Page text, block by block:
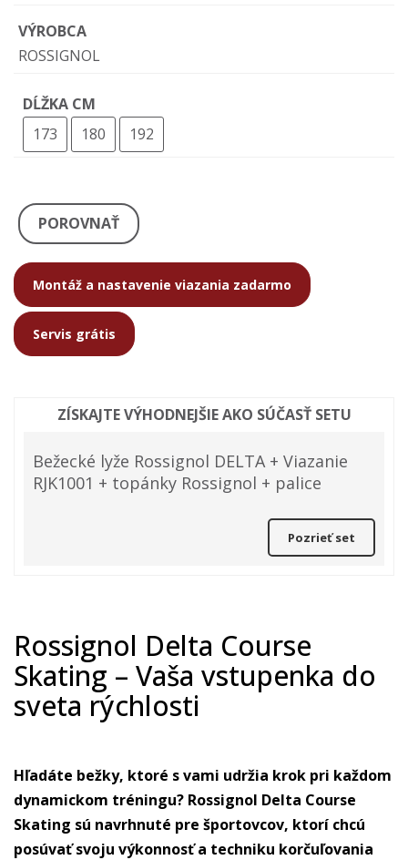
VÝROBCA
ROSSIGNOL
DĹŽKA CM
173
180 192
POROVNAŤ
Montáž a nastavenie viazania zadarmo
Servis grátis
ZÍSKAJTE VÝHODNEJŠIE AKO SÚČASŤ SETU
Bežecké lyže Rossignol DELTA + Viazanie
RJK1001 + topánky Rossignol + palice
Pozrieť set
Rossignol Delta Course
Skating – Vaša vstupenka do
sveta rýchlosti
Hľadáte bežky, ktoré s vami udržia krok pri každom
dynamickom tréningu? Rossignol Delta Course
Skating sú navrhnuté pre športovcov, ktorí chcú
posúvať svoju výkonnosť a techniku korčuľovania